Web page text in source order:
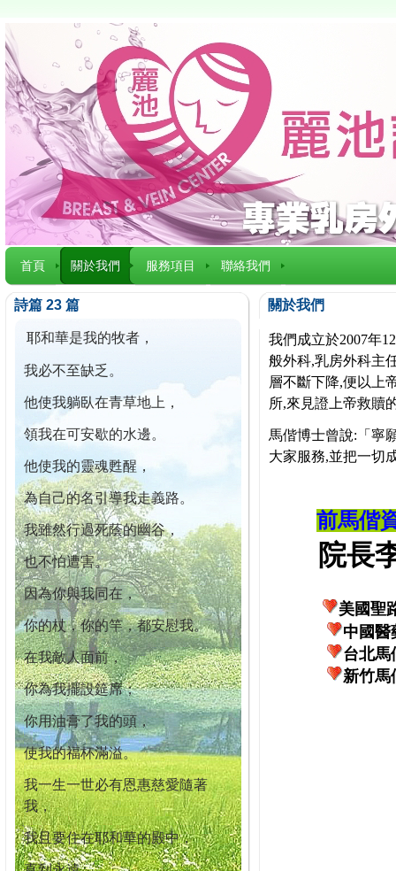
首頁 關於我們 服務項目 聯絡我們
詩篇 23 篇
耶和華是我的牧者，
我必不至缺乏。
他使我躺臥在青草地上，
領我在可安歇的水邊。
他使我的靈魂甦醒，
為自己的名引導我走義路。
我雖然行過死蔭的幽谷，
也不怕遭害。
因為你與我同在，
你的杖，你的竿，都安慰我。
在我敵人面前，
你為我擺設筵席；
你用油膏了我的頭，
使我的福杯滿溢。
我一生一世必有恩惠慈愛隨著
我，
我且要住在耶和華的殿中，
關於我們
我們成立於2007年
般外科,乳房外科主
層不斷下降,便以上
所,來見證上帝救贖
馬偕博士曾說:「寧
大家服務,並把一切
前馬偕
院長李
美國聖
中國醫
台北馬
新竹馬